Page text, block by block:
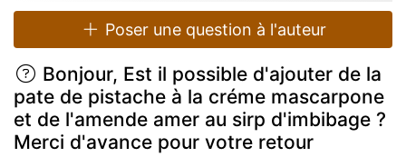
Poser une question à l'auteur
Bonjour, Est il possible d'ajouter de la
pate de pistache à la créme mascarpone
et de l'amende amer au sirp d'imbibage ?
Merci d'avance pour votre retour